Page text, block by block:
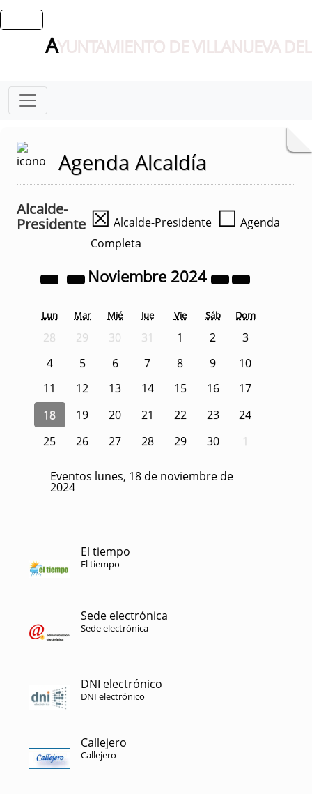
AYUNTAMIENTO DE VILLANUEVA
Agenda Alcaldía
Alcalde-
Presidente ☒ Alcalde-Presidente ☐ Agenda
Completa
Noviembre 2024
Lun Mar Mié Jue Vie Sáb Dom
28 29 30 31 1 2
3
4
5 6 7 8 9
10
11
12 13 14 15 16
17
18
19 20 21 22 23
24
25
26 27 28 29 30 1
Eventos lunes, 18 de noviembre de
2024
El tiempo
El tiempo
Sede electrónica
Sede electrónica
DNI electrónico
DNI electrónico
Callejero
Callejero